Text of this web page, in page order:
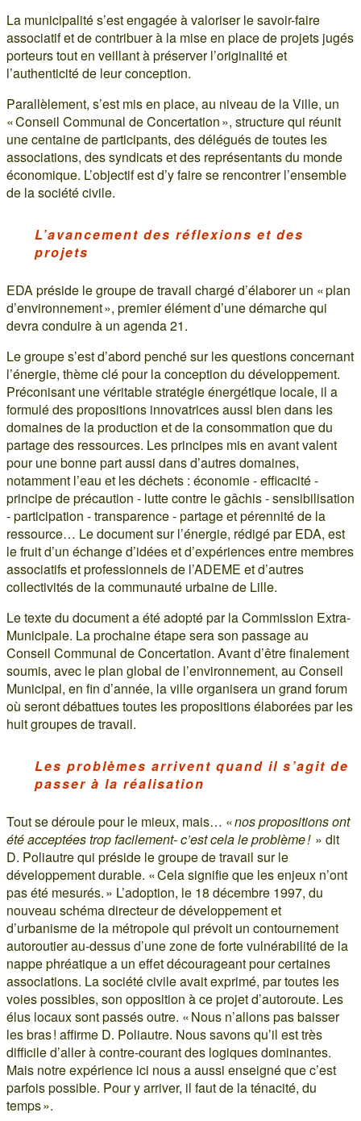
La municipalité s’est engagée à valoriser le savoir-faire
associatif et de contribuer à la mise en place de projets jugés
porteurs tout en veillant à préserver l’originalité et
l’authenticité de leur conception.
Parallèlement, s’est mis en place, au niveau de la Ville, un
« Conseil Communal de Concertation », structure qui réunit
une centaine de participants, des délégués de toutes les
associations, des syndicats et des représentants du monde
économique. L’objectif est d’y faire se rencontrer l’ensemble
de la société civile.
L’avancement des réflexions et des
projets
EDA préside le groupe de travail chargé d’élaborer un « plan
d’environnement », premier élément d’une démarche qui
devra conduire à un agenda 21.
Le groupe s’est d’abord penché sur les questions concernant
l’énergie, thème clé pour la conception du développement.
Préconisant une véritable stratégie énergétique locale, il a
formulé des propositions innovatrices aussi bien dans les
domaines de la production et de la consommation que du
partage des ressources. Les principes mis en avant valent
pour une bonne part aussi dans d’autres domaines,
notamment l’eau et les déchets : économie - efficacité -
principe de précaution - lutte contre le gâchis - sensibilisation
- participation - transparence - partage et pérennité de la
ressource… Le document sur l’énergie, rédigé par EDA, est
le fruit d’un échange d’idées et d’expériences entre membres
associatifs et professionnels de l’ADEME et d’autres
collectivités de la communauté urbaine de Lille.
Le texte du document a été adopté par la Commission Extra-
Municipale. La prochaine étape sera son passage au
Conseil Communal de Concertation. Avant d’être finalement
soumis, avec le plan global de l’environnement, au Conseil
Municipal, en fin d’année, la ville organisera un grand forum
où seront débattues toutes les propositions élaborées par les
huit groupes de travail.
Les problèmes arrivent quand il s’agit de
passer à la réalisation
Tout se déroule pour le mieux, mais… «nos propositions ont
été acceptées trop facilement- c’est cela le problème ! » dit
D. Poliautre qui préside le groupe de travail sur le
développement durable. « Cela signifie que les enjeux n’ont
pas été mesurés. » L’adoption, le 18 décembre 1997, du
nouveau schéma directeur de développement et
d’urbanisme de la métropole qui prévoit un contournement
autoroutier au-dessus d’une zone de forte vulnérabilité de la
nappe phréatique a un effet décourageant pour certaines
associations. La société civile avait exprimé, par toutes les
voies possibles, son opposition à ce projet d’autoroute. Les
élus locaux sont passés outre. « Nous n’allons pas baisser
les bras ! affirme D. Poliautre. Nous savons qu’il est très
difficile d’aller à contre-courant des logiques dominantes.
Mais notre expérience ici nous a aussi enseigné que c’est
parfois possible. Pour y arriver, il faut de la ténacité, du
temps ».